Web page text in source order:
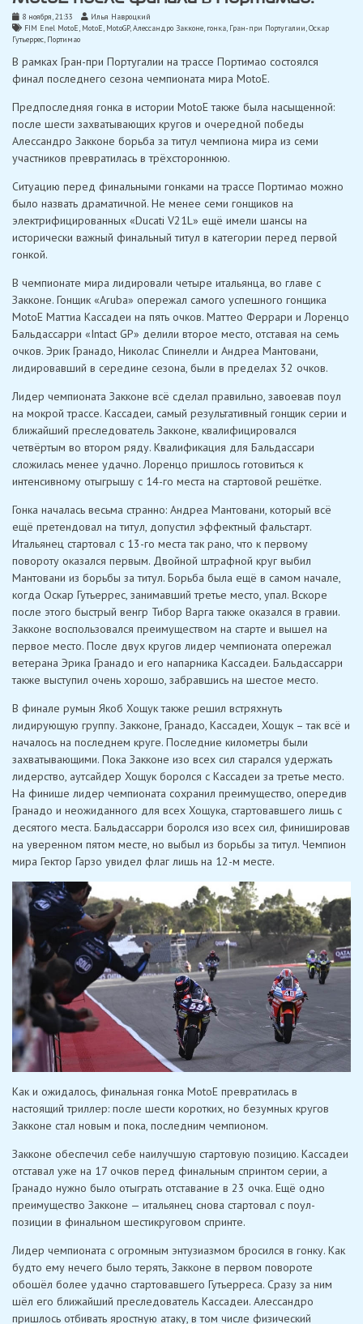
8 ноября, 21:33
Илья Навроцкий
FIM Enel MotoE MotoE MotoGP, Алессандро Закконе гонка Гран-при Португалии Оскар
Гутьеррес Портимао
В рамках Гран-при Португалии на трассе Портимао состоялся
финал последнего сезона чемпионата мира MotoE.
Предпоследняя гонка в истории MotoE также была насыщенной:
после шести захватывающих кругов и очередной победы
Алессандро Закконе борьба за титул чемпиона мира из семи
участников превратилась в трёхстороннюю.
Ситуацию перед финальными гонками на трассе Портимао можно
было назвать драматичной. Не менее семи гонщиков на
электрифицированных «Ducati V21L» ещё имели шансы на
исторически важный финальный титул в категории перед первой
гонкой.
В чемпионате мира лидировали четыре итальянца, во главе с
Закконе. Гонщик «Aruba» опережал самого успешного гонщика
MotoE Маттиа Кассадеи на пять очков. Маттео Феррари и Лоренцо
Бальдассарри «Intact GP» делили второе место, отставая на семь
очков. Эрик Гранадо, Николас Спинелли и Андреа Мантовани,
лидировавший в середине сезона, были в пределах 32 очков.
Лидер чемпионата Закконе всё сделал правильно, завоевав поул
на мокрой трассе. Кассадеи, самый результативный гонщик серии и
ближайший преследователь Закконе, квалифицировался
четвёртым во втором ряду. Квалификация для Бальдассари
сложилась менее удачно. Лоренцо пришлось готовиться к
интенсивному отыгрышу с 14-го места на стартовой решётке.
Гонка началась весьма странно: Андреа Мантовани, который всё
ещё претендовал на титул, допустил эффектный фальстарт.
Итальянец стартовал с 13-го места так рано, что к первому
повороту оказался первым. Двойной штрафной круг выбил
Мантовани из борьбы за титул. Борьба была ещё в самом начале,
когда Оскар Гутьеррес, занимавший третье место, упал. Вскоре
после этого быстрый венгр Тибор Варга также оказался в гравии.
Закконе воспользовался преимуществом на старте и вышел на
первое место. После двух кругов лидер чемпионата опережал
ветерана Эрика Гранадо и его напарника Кассадеи. Бальдассарри
также выступил очень хорошо, забравшись на шестое место.
В финале румын Якоб Хощук также решил встряхнуть
лидирующую группу. Закконе, Гранадо, Кассадеи, Хощук – так всё и
началось на последнем круге. Последние километры были
захватывающими. Пока Закконе изо всех сил старался удержать
лидерство, аутсайдер Хощук боролся с Кассадеи за третье место.
На финише лидер чемпионата сохранил преимущество, опередив
Гранадо и неожиданного для всех Хощука, стартовавшего лишь с
десятого места. Бальдассарри боролся изо всех сил, финишировав
на уверенном пятом месте, но выбыл из борьбы за титул. Чемпион
мира Гектор Гарзо увидел флаг лишь на 12-м месте.
Как и ожидалось, финальная гонка MotoE превратилась в
настоящий триллер: после шести коротких, но безумных кругов
Закконе стал новым и пока, последним чемпионом.
Закконе обеспечил себе наилучшую стартовую позицию. Кассадеи
отставал уже на 17 очков перед финальным спринтом серии, а
Гранадо нужно было отыграть отставание в 23 очка. Ещё одно
преимущество Закконе — итальянец снова стартовал с поул-
позиции в финальном шестикруговом спринте.
Лидер чемпионата с огромным энтузиазмом бросился в гонку. Как
будто ему нечего было терять, Закконе в первом повороте
обошёл более удачно стартовавшего Гутьерреса. Сразу за ним
шёл его ближайший преследователь Кассадеи. Алессандро
пришлось отбивать яростную атаку, в том числе физический